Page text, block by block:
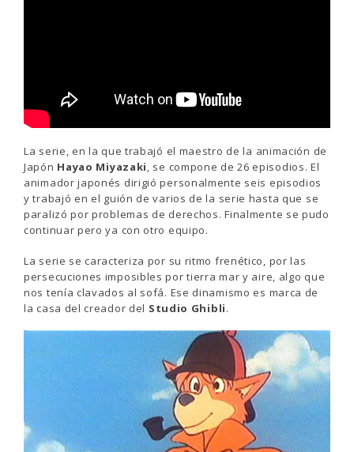
La serie, en la que trabajó el maestro de la animación de
Japón Hayao Miyazaki, se compone de 26 episodios. El
animador japonés dirigió personalmente seis episodios
y trabajó en el guión de varios de la serie hasta que se
paralizó por problemas de derechos. Finalmente se pudo
continuar pero ya con otro equipo.
La serie se caracteriza por su ritmo frenético, por las
persecuciones imposibles por tierra mar y aire, algo que
nos tenía clavados al sofá. Ese dinamismo es marca de
la casa del creador del Studio Ghibli.